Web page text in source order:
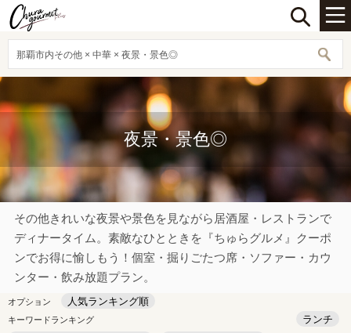
那覇市内その他 × 中華 × 夜景・景色◎
夜景・景色◎
その他きれいな夜景や景色を見ながら居酒屋・レストランで
ディナータイム。素敵なひとときを『ちゅらグルメ』クーポ
ンでお得に愉しもう！個室・掘りごたつ席・ソファー・カウ
ンター・飲み放題プラン。
オプション 人気ランキング順
キーワードランキング
ランチ